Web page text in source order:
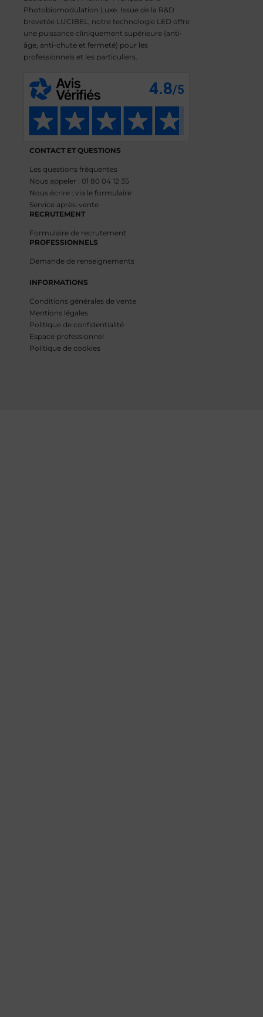
Photobiomodulation Luxe. Issue de la R&D
brevetée LUCIBEL, notre technologie LED offre
une puissance cliniquement supérieure (anti-
âge, anti-chute et fermeté) pour les
professionnels et les particuliers.
CONTACT ET QUESTIONS
Les questions fréquentes
Nous appeler : 01 80 04 12 35
Nous écrire : via le formulaire
Service après-vente
RECRUTEMENT
Formulaire de recrutement
PROFESSIONNELS
Demande de renseignements
INFORMATIONS
Conditions générales de vente
Mentions légales
Politique de confidentialité
Espace professionnel
Politique de cookies